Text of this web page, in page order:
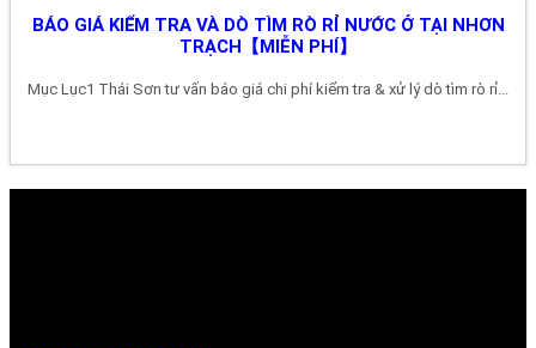
BÁO GIÁ KIỂM TRA VÀ DÒ TÌM RÒ RỈ NƯỚC Ở TẠI NHƠN
TRẠCH【MIỄN PHÍ】
Mục Lục1 Thái Sơn tư vấn báo giá chi phí kiểm tra & xử lý dò tìm rò rỉ...